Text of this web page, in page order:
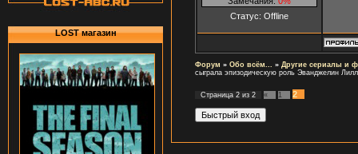
LOST магазин
Статус: Offline
Форум » Обо всём... » Другие сериалы и
сыграла эпизодическую роль Эванджелин
Страница 2 из 2 « 1 2